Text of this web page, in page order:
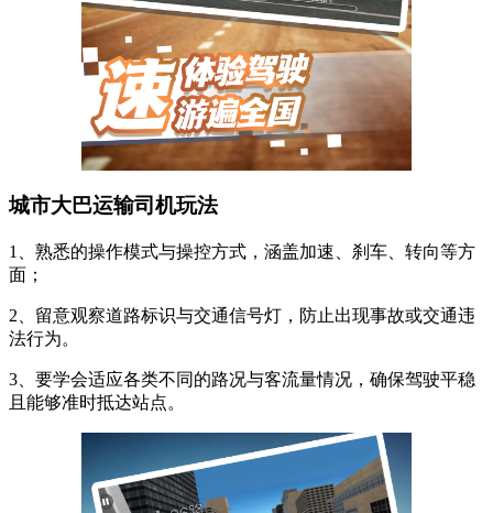
城市大巴运输司机玩法
1、熟悉的操作模式与操控方式，涵盖加速、刹车、转向等方
面；
2、留意观察道路标识与交通信号灯，防止出现事故或交通违
法行为。
3、要学会适应各类不同的路况与客流量情况，确保驾驶平稳
且能够准时抵达站点。